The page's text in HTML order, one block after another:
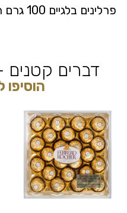
פרלינים בלגיים 100 גרם הם הבחירה האידיאלית!
דברים
הוסיפו